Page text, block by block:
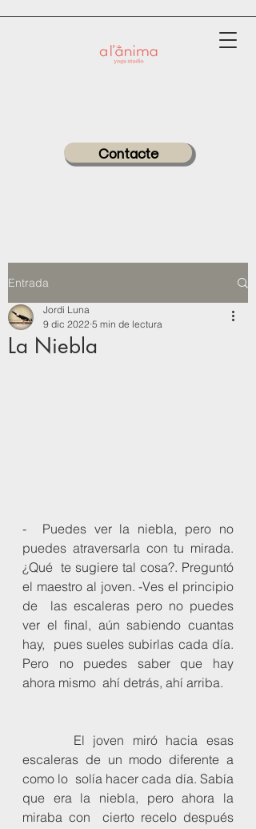
Contacte
Entrada
La Niebla
Jordi Luna
9 dic 2022 5 min de lectura
-  Puedes ver la niebla, pero no
puedes atraversarla con tu mirada.
¿Qué  te sugiere tal cosa?. Preguntó
el maestro al joven. -Ves el principio
de  las escaleras pero no puedes
ver el final, aún sabiendo cuantas
hay,  pues sueles subirlas cada día.
Pero no puedes saber que hay
ahora mismo  ahí detrás, ahí arriba.
escaleras de un modo diferente a
como lo  solía hacer cada día. Sabía
que era la niebla, pero ahora la
miraba con  cierto recelo después